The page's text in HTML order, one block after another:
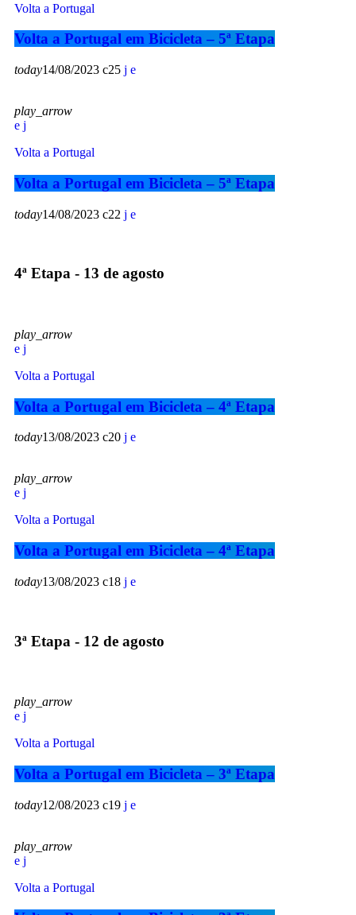
Volta a Portugal
Volta a Portugal em Bicicleta – 5ª Etapa
today14/08/2023 25
play_arrow
Volta a Portugal
Volta a Portugal em Bicicleta – 5ª Etapa
today14/08/2023 22
4ª Etapa - 13 de agosto
play_arrow
Volta a Portugal
Volta a Portugal em Bicicleta – 4ª Etapa
today13/08/2023 20
play_arrow
Volta a Portugal
Volta a Portugal em Bicicleta – 4ª Etapa
today13/08/2023 18
3ª Etapa - 12 de agosto
play_arrow
Volta a Portugal
Volta a Portugal em Bicicleta – 3ª Etapa
today12/08/2023 19
play_arrow
Volta a Portugal